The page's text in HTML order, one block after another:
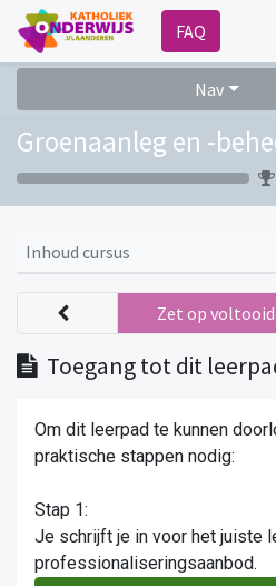
FAQ
Nav
Groenaanleg en -
Inhoud cursus
Toegang tot dit
Zet op voltooid
Om dit leerpad te kunnen
praktische stappen nodig:
Stap 1:
Je schrijft je in voor het juiste
professionaliseringsaanbod.